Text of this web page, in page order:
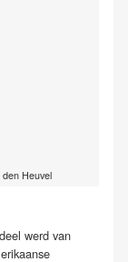
Heuvel
werd van